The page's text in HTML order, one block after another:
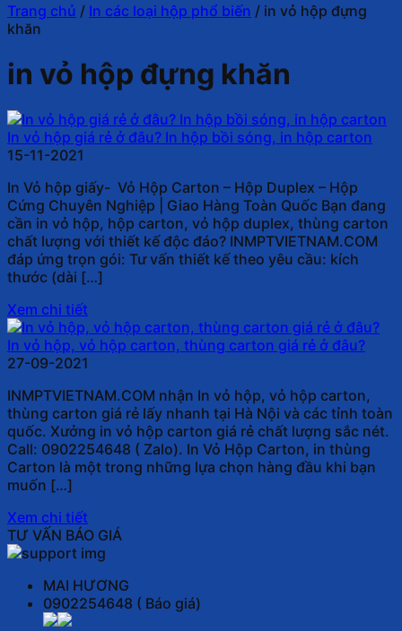
Trang chủ / In các loại hộp phổ biến / in vỏ hộp đựng
khăn
in vỏ hộp đựng khăn
In vỏ hộp giá rẻ ở đâu? In hộp bồi sóng, in hộp carton
15-11-2021
In Vỏ hộp giấy- Vỏ Hộp Carton – Hộp Duplex – Hộp
Cứng Chuyên Nghiệp | Giao Hàng Toàn Quốc Bạn đang
cần in vỏ hộp, hộp carton, vỏ hộp duplex, thùng carton
chất lượng với thiết kế độc đáo? INMPTVIETNAM.COM
đáp ứng trọn gói: Tư vấn thiết kế theo yêu cầu: kích
thước (dài […]
Xem chi tiết
In vỏ hộp, vỏ hộp carton, thùng carton giá rẻ ở đâu?
27-09-2021
INMPTVIETNAM.COM nhận In vỏ hộp, vỏ hộp carton,
thùng carton giá rẻ lấy nhanh tại Hà Nội và các tỉnh toàn
quốc. Xưởng in vỏ hộp carton giá rẻ chất lượng sắc nét.
Call: 0902254648 ( Zalo). In Vỏ Hộp Carton, in thùng
Carton là một trong những lựa chọn hàng đầu khi bạn
muốn […]
Xem chi tiết
TƯ VẤN BÁO GIÁ
MAI HƯƠNG
0902254648 ( Báo giá)